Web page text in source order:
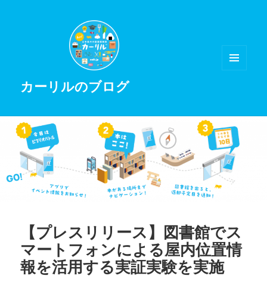
カーリルのブログ
【プレスリリース】図書館でス
マートフォンによる屋内位置情
報を活用する実証実験を実施